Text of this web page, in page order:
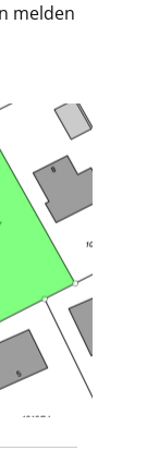
melden